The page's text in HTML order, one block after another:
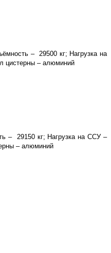
– 29500 кг; Нагрузка на
цистерны – алюминий
– 29150 кг; Нагрузка на ССУ –
– алюминий